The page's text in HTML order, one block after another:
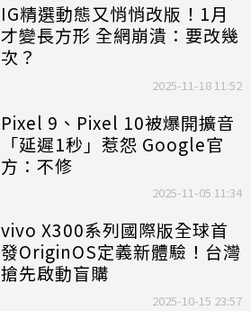
IG精選動態又悄悄改版！1月
才變長方形 全網崩潰：要改幾
次？
2025-11-18 11:52
Pixel 9、Pixel 10被爆開擴音
「延遲1秒」惹怨 Google官
方：不修
2025-11-05 11:34
vivo X300系列國際版全球首
發OriginOS定義新體驗！台灣
搶先啟動盲購
2025-10-15 23:57